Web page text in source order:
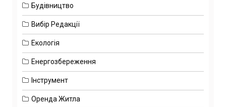
Будівництво
Вибір Редакції
Екологія
Енергозбереження
Інструмент
Оренда Житла